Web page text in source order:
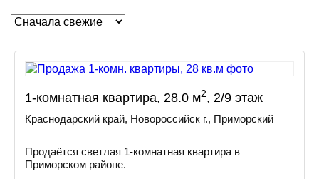
1-комнатная квартира, 28.0 м2, 2/9 этаж
Краснодарский край, Новороссийск г., Приморский
Продаётся светлая 1-комнатная квартира в
Приморском районе.